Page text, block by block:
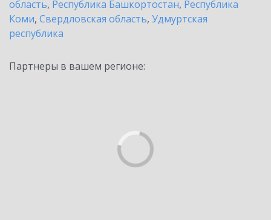
область, Республика Башкортостан, Республика
Коми, Свердловская область, Удмуртская
республика
Партнеры в вашем регионе: